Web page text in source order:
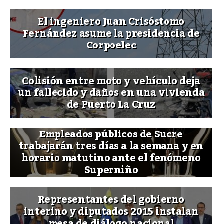
El ingeniero Juan Crisóstomo
Fernández asume la presidencia de
Corpoelec
Colisión entre moto y vehículo deja
un fallecido y daños en una vivienda
de Puerto La Cruz
Empleados públicos de Sucre
trabajarán tres días a la semana y en
horario matutino ante el fenómeno
Superniño
Representantes del gobierno
interino y diputados 2015 instalan